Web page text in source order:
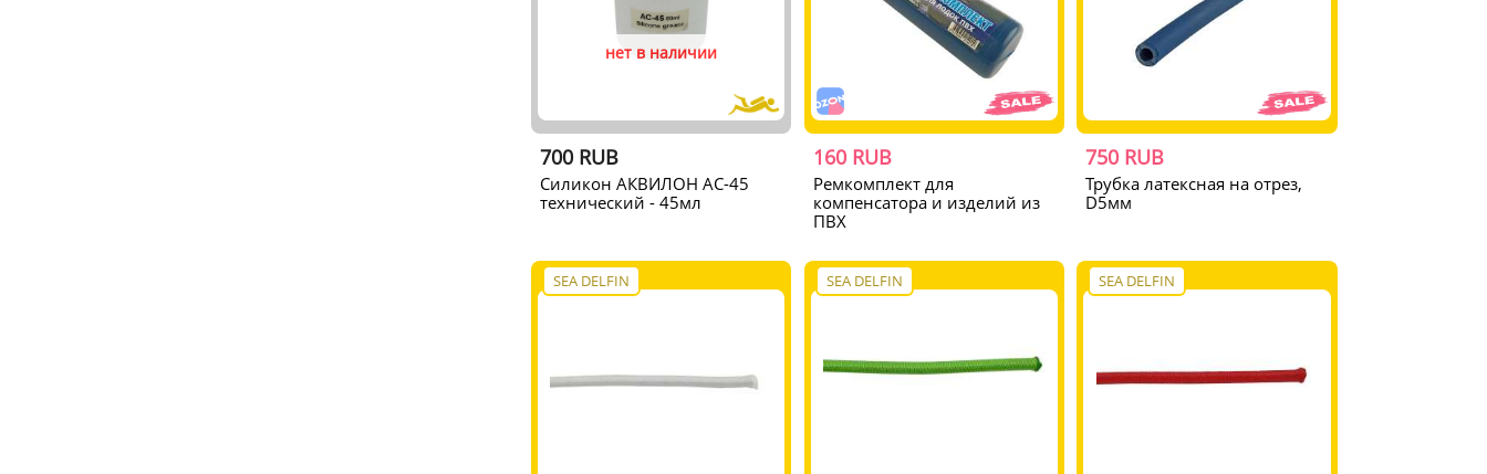
нет в наличии
700 RUB
Силикон АКВИЛОН AC-45
технический - 45мл
160 RUB
Ремкомплект для
компенсатора и изделий из
ПВХ
750 RUB
Трубка латексная на отрез,
D5мм
SEA DELFIN SEA DELFIN SEA DELFIN